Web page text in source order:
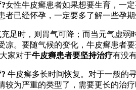
女性牛皮癣患者如果想要生育，一
者已经怀孕，一定要多了解一些孕
足时，则胃气可降；而当元气虚
凉。要随气候的变化，牛皮癣患者
家对于牛皮癣患者要坚持治疗有没
牛皮癣多长时间恢复。对于一般的
较为严重的类型了，需要更长的治